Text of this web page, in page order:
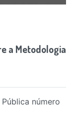
a Metodologia
número